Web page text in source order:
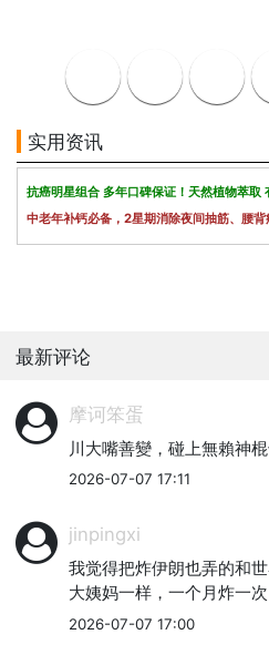
实用资讯
抗癌明星组合 多年口碑保证！天然植物萃取
中老年补钙必备，2星期消除夜间抽筋、腰
最新评论
摩诃笨蛋
川大嘴善變，碰上無賴神棍
2026-07-07 17:11
jinpingxi
我觉得把炸伊朗也弄的和
大姨妈一样，一个月炸一
2026-07-07 17:00